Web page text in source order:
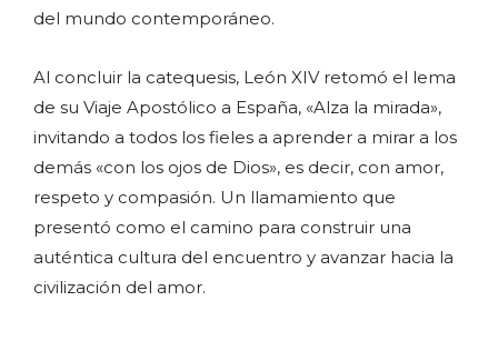
del mundo contemporáneo.
Al concluir la catequesis, León XIV retomó el lema
de su Viaje Apostólico a España, «Alza la mirada»,
invitando a todos los fieles a aprender a mirar a los
demás «con los ojos de Dios», es decir, con amor,
respeto y compasión. Un llamamiento que
presentó como el camino para construir una
auténtica cultura del encuentro y avanzar hacia la
civilización del amor.